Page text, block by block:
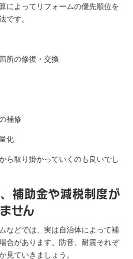
によってリフォームの優先順位を
です。
所の修復・交換
補修
化
ら取り掛かっていくのも良いでし
補助金や減税制度が
せん
などでは、実は自治体によって補
合があります。防音、耐震それぞ
見ていきましょう。